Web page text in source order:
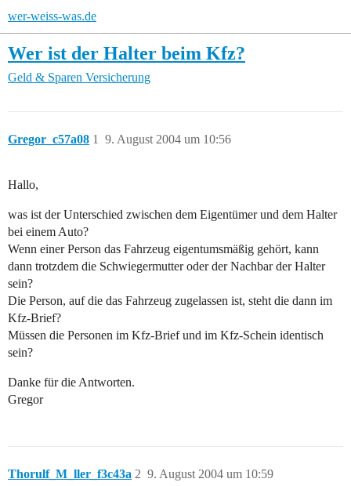
wer-weiss-was.de
Wer ist der Halter beim Kfz?
Geld & Sparen Versicherung
Gregor_c57a08 9. August 2004 um 10:56
1
Hallo,
was ist der Unterschied zwischen dem Eigentümer und dem Halter
bei einem Auto?
Wenn einer Person das Fahrzeug eigentumsmäßig gehört, kann
dann trotzdem die Schwiegermutter oder der Nachbar der Halter
sein?
Die Person, auf die das Fahrzeug zugelassen ist, steht die dann im
Kfz-Brief?
Müssen die Personen im Kfz-Brief und im Kfz-Schein identisch
sein?
Danke für die Antworten.
Gregor
Thorulf_M_ller_f3c43a 9. August 2004 um 10:59
2